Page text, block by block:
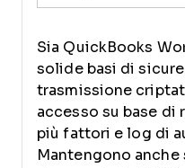
Sia QuickBooks
solide basi di
trasmissione
accesso su base di
più fattori e log di
Mantengono